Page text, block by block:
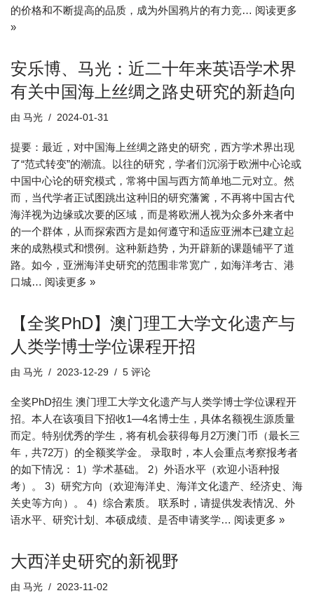
的价格和不断提高的品质，成为外国鸦片的有力竞… 阅读更多
»
安乐博、马光：近二十年来英语学术界
有关中国海上丝绸之路史研究的新趋向
由 马光 2024-01-31
提要：最近，对中国海上丝绸之路史的研究，西方学术界出现
了“范式转变”的潮流。以往的研究，学者们沉溺于欧洲中心论或
中国中心论的研究模式，常将中国与西方简单地二元对立。然
而，当代学者正试图跳出这种旧的研究藩篱，不再将中国古代
海洋视为边缘或次要的区域，而是将欧洲人视为众多外来者中
的一个群体，从而探索西方是如何遵守和适应亚洲本已建立起
来的成熟模式和惯例。这种新趋势，为开辟新的课题铺平了道
路。如今，亚洲海洋史研究的范围非常宽广，如海洋考古、港
口城… 阅读更多 »
【全奖PhD】澳门理工大学文化遗产与
人类学博士学位课程开招
由 马光 2023-12-29 5 评论
全奖PhD招生 澳门理工大学文化遗产与人类学博士学位课程开
招。本人在该项目下招收1—4名博士生，具体名额视生源质量
而定。特别优秀的学生，将有机会获得每月2万澳门币（最长三
年，共72万）的全额奖学金。 录取时，本人会重点考察报考者
的如下情况： 1）学术基础。 2）外语水平（欢迎小语种报
考）。 3）研究方向（欢迎海洋史、海洋文化遗产、经济史、海
关史等方向）。 4）综合素质。 联系时，请提供发表情况、外
语水平、研究计划、本硕成绩、是否申请奖学… 阅读更多 »
大西洋史研究的新视野
由 马光 2023-11-02